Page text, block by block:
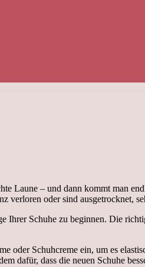
Laune – und dann kommt man
verloren oder sind ausgetrocknet,
Schuhe zu beginnen. Die
Schuhcreme ein, um es
dafür, dass die neuen Schuhe